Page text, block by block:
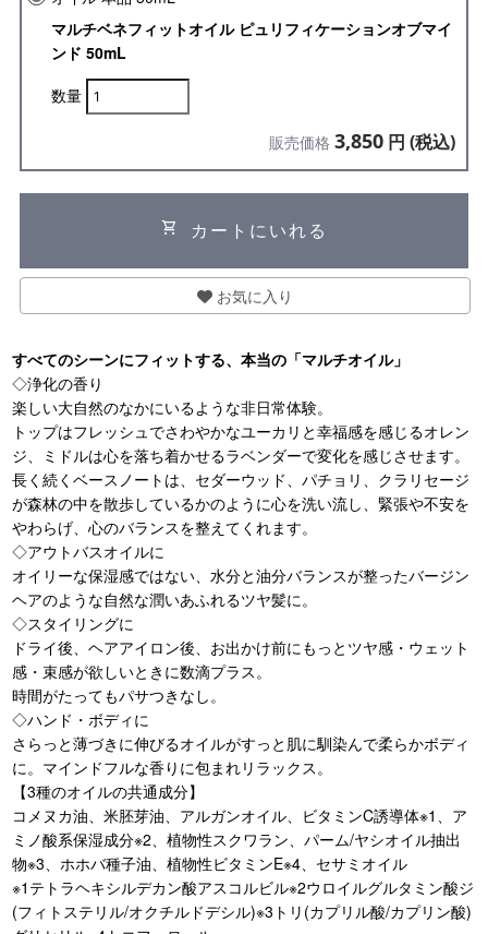
マルチベネフィットオイル ピュリフィケーションオブマイ
ンド 50mL
数量
販売価格 3,850 円 (税込)
shopping_cart カートにいれる
お気に入り
すべてのシーンにフィットする、本当の「マルチオイル」
◇浄化の香り
楽しい大自然のなかにいるような非日常体験。
トップはフレッシュでさわやかなユーカリと幸福感を感じるオレン
ジ、ミドルは心を落ち着かせるラベンダーで変化を感じさせます。
長く続くベースノートは、セダーウッド、パチョリ、クラリセージ
が森林の中を散歩しているかのように心を洗い流し、緊張や不安を
やわらげ、心のバランスを整えてくれます。
◇アウトバスオイルに
オイリーな保湿感ではない、水分と油分バランスが整ったバージン
ヘアのような自然な潤いあふれるツヤ髪に。
◇スタイリングに
ドライ後、ヘアアイロン後、お出かけ前にもっとツヤ感・ウェット
感・束感が欲しいときに数滴プラス。
時間がたってもパサつきなし。
◇ハンド・ボディに
さらっと薄づきに伸びるオイルがすっと肌に馴染んで柔らかボディ
に。マインドフルな香りに包まれリラックス。
【3種のオイルの共通成分】
コメヌカ油、米胚芽油、アルガンオイル、ビタミンC誘導体※1、ア
ミノ酸系保湿成分※2、植物性スクワラン、パーム/ヤシオイル抽出
物※3、ホホバ種子油、植物性ビタミンE※4、セサミオイル
※1テトラヘキシルデカン酸アスコルビル※2ウロイルグルタミン酸ジ
(フィトステリル/オクチルドデシル)※3トリ(カプリル酸/カプリン酸)